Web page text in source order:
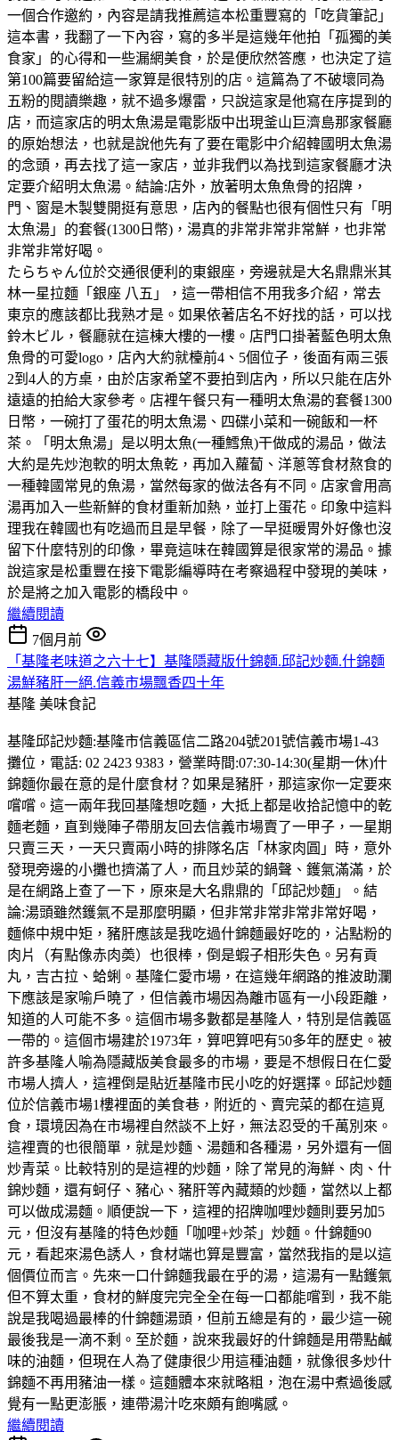
一個合作邀約，內容是請我推薦這本松重豐寫的「吃貨筆記」
這本書，我翻了一下內容，寫的多半是這幾年他拍「孤獨的美
食家」的心得和一些漏網美食，於是便欣然答應，也決定了這
第100篇要留給這一家算是很特別的店。這篇為了不破壞同為
五粉的閱讀樂趣，就不過多爆雷，只說這家是他寫在序提到的
店，而這家店的明太魚湯是電影版中出現釜山巨濟島那家餐廳
的原始想法，也就是說他先有了要在電影中介紹韓國明太魚湯
的念頭，再去找了這一家店，並非我們以為找到這家餐廳才決
定要介紹明太魚湯。結論:店外，放著明太魚魚骨的招牌，
門、窗是木製雙開挺有意思，店內的餐點也很有個性只有「明
太魚湯」的套餐(1300日幣)，湯真的非常非常非常鮮，也非常
非常非常好喝。
たらちゃん位於交通很便利的東銀座，旁邊就是大名鼎鼎米其
林一星拉麵「銀座 八五」，這一帶相信不用我多介紹，常去
東京的應該都比我熟才是。如果依著店名不好找的話，可以找
鈴木ビル，餐廳就在這棟大樓的一樓。店門口掛著藍色明太魚
魚骨的可愛logo，店內大約就檯前4、5個位子，後面有兩三張
2到4人的方桌，由於店家希望不要拍到店內，所以只能在店外
遠遠的拍給大家參考。店裡午餐只有一種明太魚湯的套餐1300
日幣，一碗打了蛋花的明太魚湯、四碟小菜和一碗飯和一杯
茶。「明太魚湯」是以明太魚(一種鱈魚)干做成的湯品，做法
大約是先炒泡軟的明太魚乾，再加入蘿蔔、洋蔥等食材熬食的
一種韓國常見的魚湯，當然每家的做法各有不同。店家會用高
湯再加入一些新鮮的食材重新加熱，並打上蛋花。印象中這料
理我在韓國也有吃過而且是早餐，除了一早挺暖胃外好像也沒
留下什麼特別的印像，畢竟這味在韓國算是很家常的湯品。據
說這家是松重豐在接下電影編導時在考察過程中發現的美味，
於是將之加入電影的橋段中。
繼續閱讀
7個月前
「基隆老味道之六十七】基隆隱藏版什錦麵.邱記炒麵.什錦麵
湯鮮豬肝一絕.信義市場飄香四十年
基隆 美味食記
基隆邱記炒麵:基隆市信義區信二路204號201號信義市場1-43
攤位，電話: 02 2423 9383，營業時間:07:30-14:30(星期一休)什
錦麵你最在意的是什麼食材？如果是豬肝，那這家你一定要來
嚐嚐。這一兩年我回基隆想吃麵，大抵上都是收拾記憶中的乾
麵老麵，直到幾陣子帶朋友回去信義市場賣了一甲子，一星期
只賣三天，一天只賣兩小時的排隊名店「林家肉圓」時，意外
發現旁邊的小攤也擠滿了人，而且炒菜的鍋聲、鑊氣滿滿，於
是在網路上查了一下，原來是大名鼎鼎的「邱記炒麵」。結
論:湯頭雖然鑊氣不是那麼明顯，但非常非常非常非常好喝，
麵條中規中矩，豬肝應該是我吃過什錦麵最好吃的，沾點粉的
肉片（有點像赤肉𡙡）也很棒，倒是蝦子相形失色。另有貢
丸，吉古拉、蛤蜊。基隆仁愛市場，在這幾年網路的推波助瀾
下應該是家喻戶曉了，但信義市場因為離市區有一小段距離，
知道的人可能不多。這個市場多數都是基隆人，特別是信義區
一帶的。這個市場建於1973年，算吧算吧有50多年的歷史。被
許多基隆人喻為隱藏版美食最多的市場，要是不想假日在仁愛
市場人擠人，這裡倒是貼近基隆市民小吃的好選擇。邱記炒麵
位於信義市場1樓裡面的美食巷，附近的、賣完菜的都在這覓
食，環境因為在市場裡自然談不上好，無法忍受的千萬別來。
這裡賣的也很簡單，就是炒麵、湯麵和各種湯，另外還有一個
炒青菜。比較特別的是這裡的炒麵，除了常見的海鮮、肉、什
錦炒麵，還有蚵仔、豬心、豬肝等內藏類的炒麵，當然以上都
可以做成湯麵。順便說一下，這裡的招牌咖哩炒麵則要另加5
元，但沒有基隆的特色炒麵「咖哩+炒茶」炒麵。什錦麵90
元，看起來湯色誘人，食材端也算是豐富，當然我指的是以這
個價位而言。先來一口什錦麵我最在乎的湯，這湯有一點鑊氣
但不算太重，食材的鮮度完完全全在每一口都能嚐到，我不能
說是我喝過最棒的什錦麵湯頭，但前五總是有的，最少這一碗
最後我是一滴不剩。至於麵，說來我最好的什錦麵是用帶點鹹
味的油麵，但現在人為了健康很少用這種油麵，就像很多炒什
錦麵不再用豬油一樣。這麵體本來就略粗，泡在湯中煮過後感
覺有一點更澎脹，連帶湯汁吃來頗有飽嘴感。
繼續閱讀